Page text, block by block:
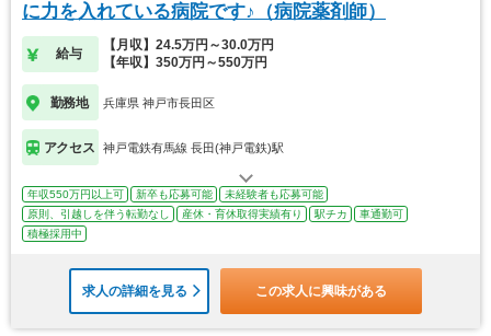
に力を入れている病院です♪（病院薬剤師）
給与
【月収】24.5万円～30.0万円
【年収】350万円～550万円
勤務地 兵庫県 神戸市長田区
アクセス 神戸電鉄有馬線 長田(神戸電鉄)駅
年収550万円以上可 新卒も応募可能
未経験者も応募可能
原則、引越しを伴う転勤なし
産休・育休取得実績有り 駅チカ
車通勤可
積極採用中
求人の詳細を見る この求人に興味がある